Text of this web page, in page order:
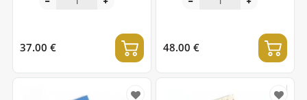
37.00 € 48.00 €